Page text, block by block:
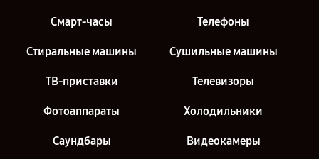
Смарт-часы Телефоны
Стиральные машины Сушильные машины
ТВ-приставки Телевизоры
Фотоаппараты Холодильники
Саундбары Видеокамеры